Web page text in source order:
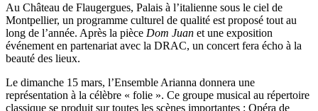
Au Château de Flaugergues, Palais à l’italienne sous le ciel de
Montpellier, un programme culturel de qualité est proposé tout au
long de l’année. Après la pièce Dom Juan et une exposition
événement en partenariat avec la DRAC, un concert fera écho à la
beauté des lieux.
Le dimanche 15 mars, l’Ensemble Arianna donnera une
représentation à la célèbre « folie ». Ce groupe musical au répertoire
classique se produit sur toutes les scènes importantes : Opéra de